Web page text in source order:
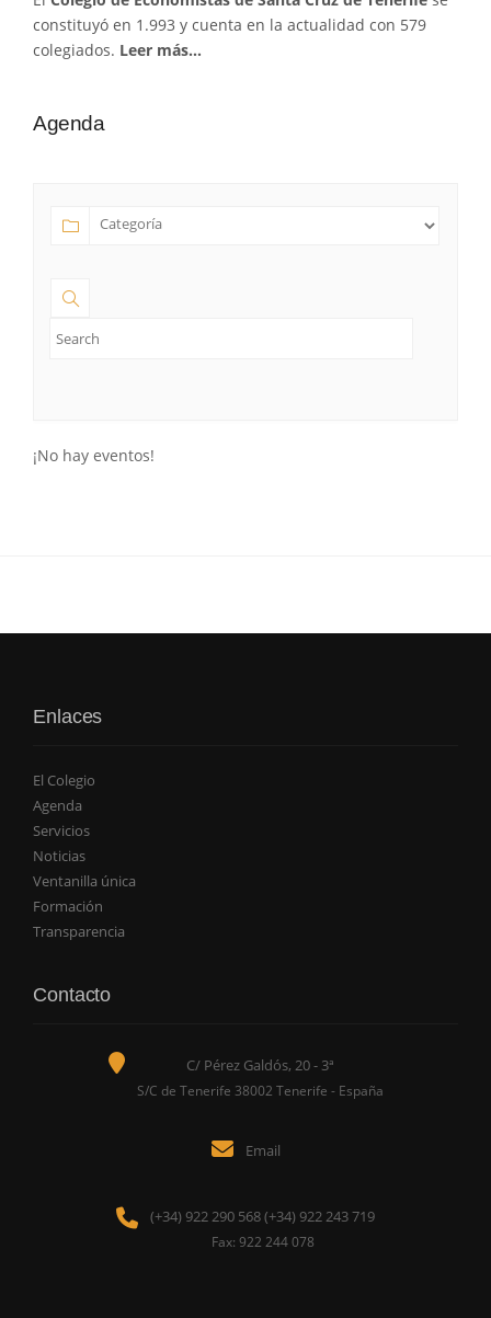
constituyó en 1.993 y cuenta en la actualidad con 579
colegiados. Leer más…
Agenda
¡No hay eventos!
Enlaces
El Colegio
Agenda
Servicios
Noticias
Ventanilla única
Formación
Transparencia
Contacto
C/ Pérez Galdós, 20 - 3ª
S/C de Tenerife 38002 Tenerife - España
Email
(+34) 922 290 568 (+34) 922 243 719
Fax: 922 244 078